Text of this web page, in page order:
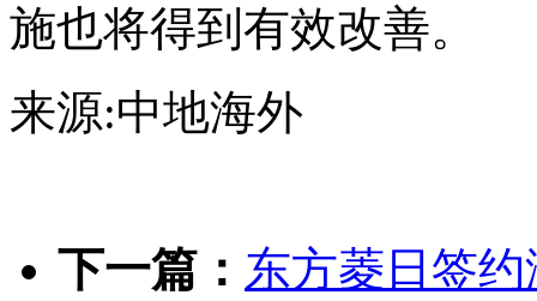
施也将得到有效改善。
来源:中地海外
下一篇： 东方菱日签